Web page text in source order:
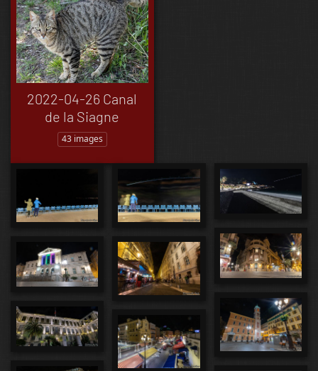
2022-04-26 Canal
de la Siagne
43 images